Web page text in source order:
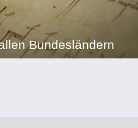
Bundesländern